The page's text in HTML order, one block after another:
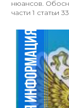
нюансов.
части 1 статьи
указание на
фирменные
число
части 1.1
указывать
закупки, если
ограничения